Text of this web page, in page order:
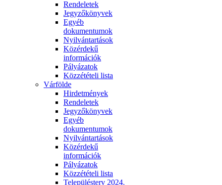
Rendeletek
Jegyzőkönyvek
Egyéb
dokumentumok
Nyilvántartások
Közérdekű
információk
Pályázatok
Közzétételi lista
Várfölde
Hirdetmények
Rendeletek
Jegyzőkönyvek
Egyéb
dokumentumok
Nyilvántartások
Közérdekű
információk
Pályázatok
Közzétételi lista
Településterv 2024.